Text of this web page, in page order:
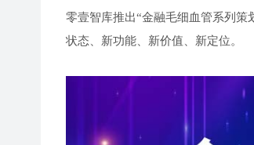
零壹智库推出“金融毛细血管系列策
状态、新功能、新价值、新定位。